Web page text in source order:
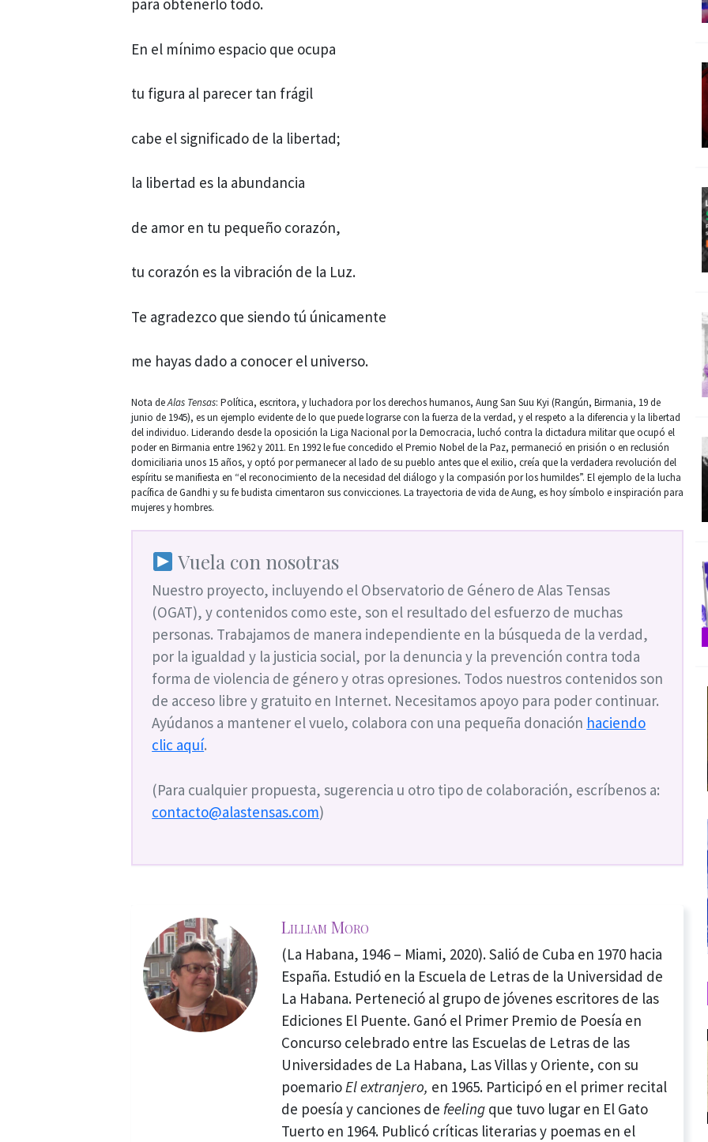
para obtenerlo todo.
En el mínimo espacio que ocupa
tu figura al parecer tan frágil
cabe el significado de la libertad;
la libertad es la abundancia
de amor en tu pequeño corazón,
tu corazón es la vibración de la Luz.
Te agradezco que siendo tú únicamente
me hayas dado a conocer el universo.
Nota deAlas Tensas: Política, escritora, y luchadora por los derechos humanos, Aung San Suu Kyi (Rangún, Birmania, 19 de
junio de 1945), es un ejemplo evidente de lo que puede lograrse con la fuerza de la verdad, y el respeto a la diferencia y la libertad
del individuo. Liderando desde la oposición la Liga Nacional por la Democracia, luchó contra la dictadura militar que ocupó el
poder en Birmania entre 1962 y 2011. En 1992 le fue concedido el Premio Nobel de la Paz, permaneció en prisión o en reclusión
domiciliaria unos 15 años, y optó por permanecer al lado de su pueblo antes que el exilio, creía que la verdadera revolución del
espíritu se manifiesta en “el reconocimiento de la necesidad del diálogo y la compasión por los humildes”. El ejemplo de la lucha
pacífica de Gandhi y su fe budista cimentaron sus convicciones. La trayectoria de vida de Aung, es hoy símbolo e inspiración para
mujeres y hombres.
Vuela con nosotras
Nuestro proyecto, incluyendo el Observatorio de Género de Alas Tensas
(OGAT), y contenidos como este, son el resultado del esfuerzo de muchas
personas. Trabajamos de manera independiente en la búsqueda de la verdad,
por la igualdad y la justicia social, por la denuncia y la prevención contra toda
forma de violencia de género y otras opresiones. Todos nuestros contenidos son
de acceso libre y gratuito en Internet. Necesitamos apoyo para poder continuar.
Ayúdanos a mantener el vuelo, colabora con una pequeña donación haciendo
clic aquí.
(Para cualquier propuesta, sugerencia u otro tipo de colaboración, escríbenos a:
contacto@alastensas.com)
Lilliam Moro
(La Habana, 1946 – Miami, 2020). Salió de Cuba en 1970 hacia
España. Estudió en la Escuela de Letras de la Universidad de
La Habana. Perteneció al grupo de jóvenes escritores de las
Ediciones El Puente. Ganó el Primer Premio de Poesía en
Concurso celebrado entre las Escuelas de Letras de las
Universidades de La Habana, Las Villas y Oriente, con su
poemarioEl extranjero, en 1965. Participó en el primer recital
de poesía y canciones de feelingque tuvo lugar en El Gato
Tuerto en 1964. Publicó críticas literarias y poemas en el